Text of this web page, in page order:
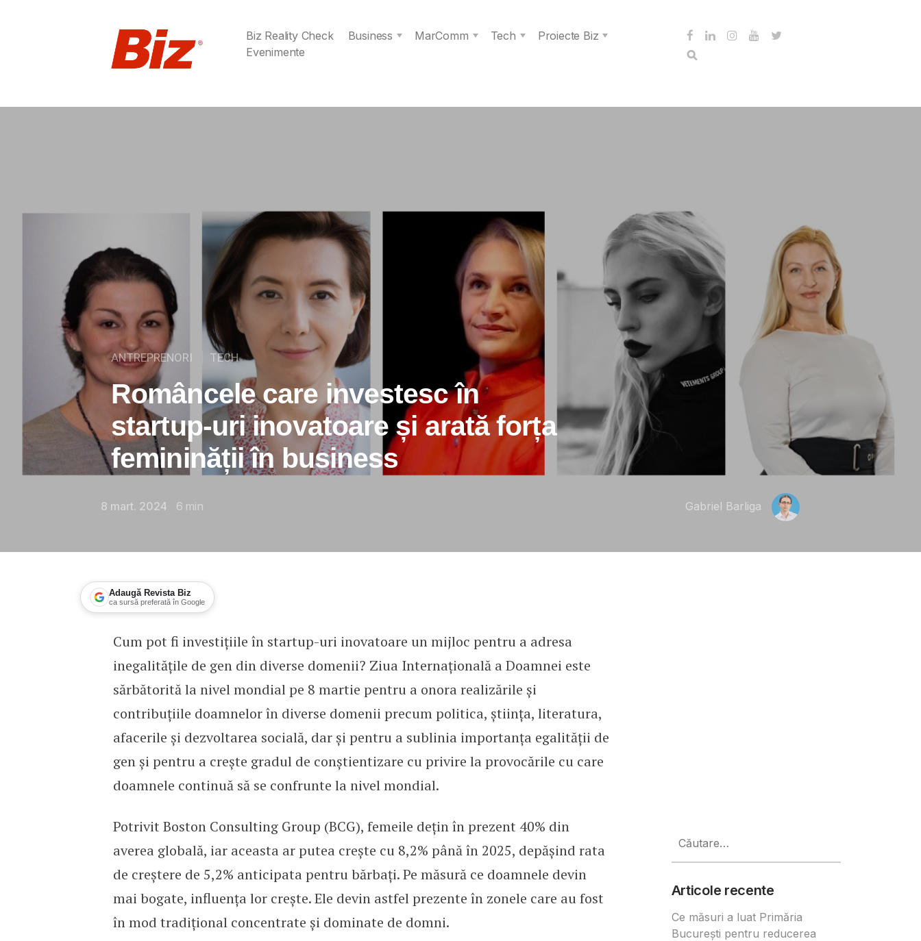
Biz Reality Check Business MarComm Tech
Proiecte Biz
Evenimente
ANTREPRENORI TECH
Româncele care investesc în
startup-uri inovatoare și arată forța
femininății în business
8 mart. 2024 6 min Gabriel Barliga
Adaugă Revista Biz
ca sursă preferată în Google
Româncele care investesc în startup-uri inovatoare și arată forța femininății în business
Cum pot fi investițiile în startup-uri inovatoare un mijloc pentru a adresa
inegalitățile de gen din diverse domenii? Ziua Internațională a Doamnei este
sărbătorită la nivel mondial pe 8 martie pentru a onora realizările și
contribuțiile doamnelor în diverse domenii precum politica, știința, literatura,
afacerile și dezvoltarea socială, dar și pentru a sublinia importanța egalității de
gen și pentru a crește gradul de conștientizare cu privire la provocările cu care
doamnele continuă să se confrunte la nivel mondial.
Potrivit Boston Consulting Group (BCG), femeile dețin în prezent 40% din
averea globală, iar aceasta ar putea crește cu 8,2% până în 2025, depășind rata
de creștere de 5,2% anticipata pentru bărbați. Pe măsură ce doamnele devin
mai bogate, influența lor crește. Ele devin astfel prezente în zonele care au fost
în mod tradițional concentrate și dominate de domni.
după:
Articole recente
Ce măsuri a luat Primăria
București pentru reducerea